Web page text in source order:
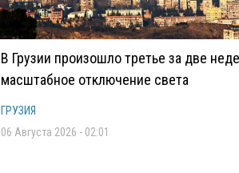
В Грузии произошло третье за две
масштабное отключение света
ГРУЗИЯ
06 Августа 2026 - 02:01